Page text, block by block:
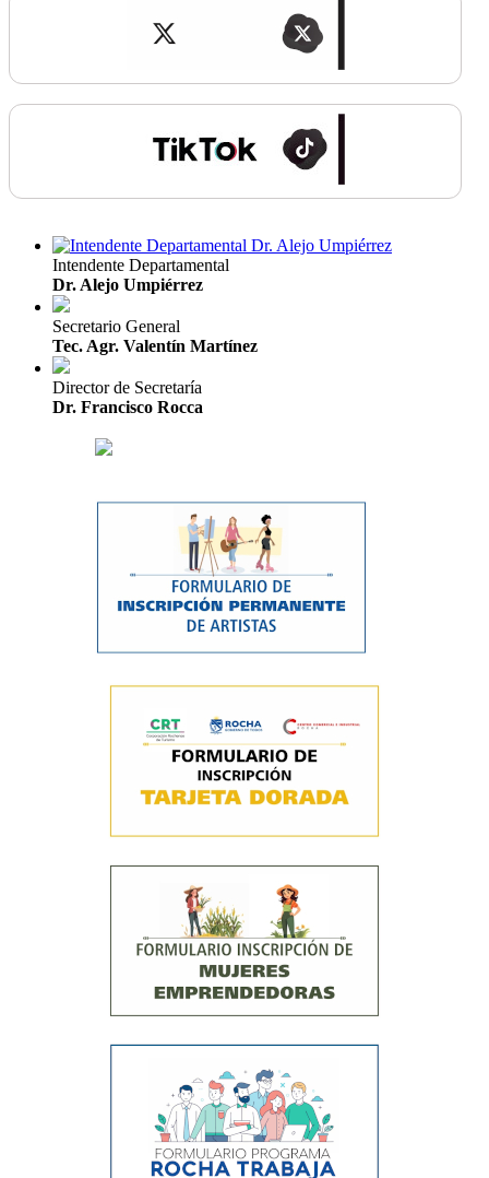
Intendente Departamental
Dr. Alejo Umpiérrez
Secretario General
Tec. Agr. Valentín Martínez
Director de Secretaría
Dr. Francisco Rocca